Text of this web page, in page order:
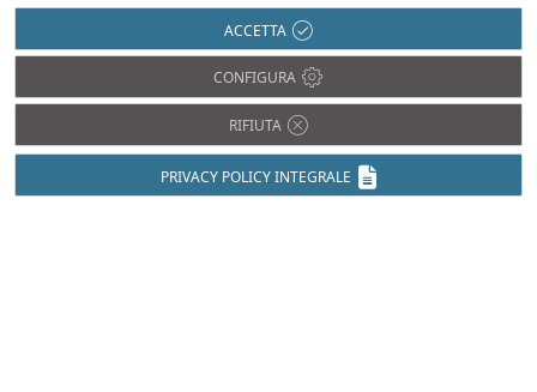
CODICE DI SICUREZZA
ACCETTA
CONFIGURA
RIFIUTA
PRIVACY POLICY INTEGRALE